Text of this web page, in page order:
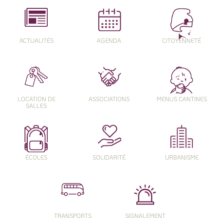
ACTUALITÉS AGENDA CITOYENNETÉ
LOCATION DE
SALLES
ASSOCIATIONS MENUS CANTINES
ÉCOLES SOLIDARITÉ URBANISME
TRANSPORTS SIGNALEMENT